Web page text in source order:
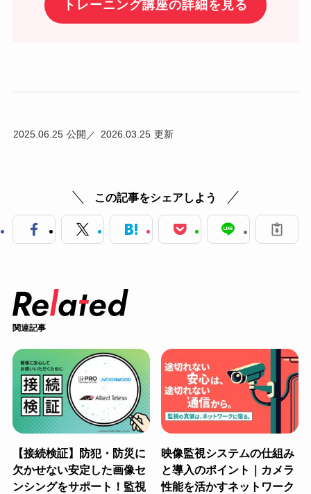
トレーニング講座の詳細を見る
2025.06.25 2026.03.25
この記事をシェアしよう
関連記事
【接続検証】防犯・防災に
欠かせない安定した画像セ
ンシングをサポート！監視
映像監視システムの仕組み
と導入のポイント｜カメラ
性能を活かすネットワーク